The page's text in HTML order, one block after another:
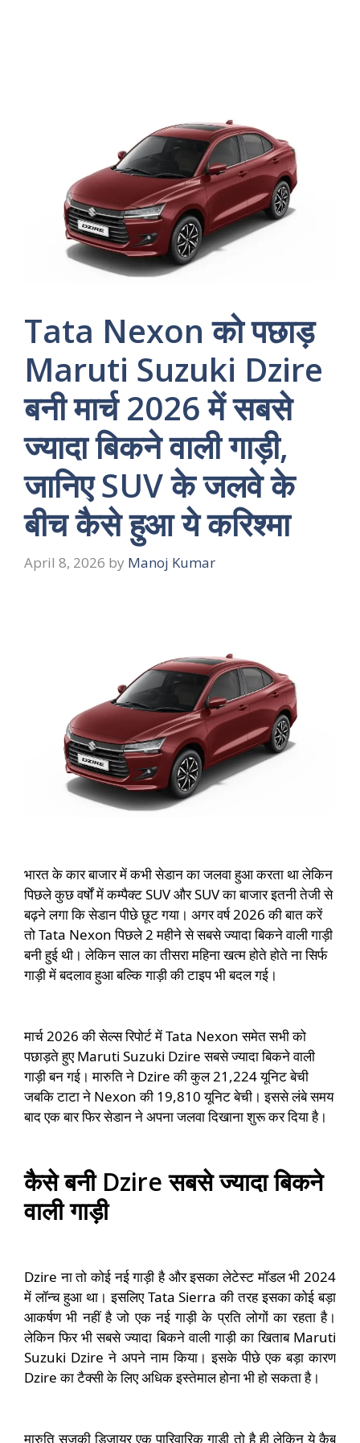
Tata Nexon को पछाड़
Maruti Suzuki Dzire
बनी मार्च 2026 में सबसे
ज्यादा बिकने वाली गाड़ी,
जानिए SUV के जलवे के
बीच कैसे हुआ ये करिश्मा
April 8, 2026 by Manoj Kumar
भारत के कार बाजार में कभी सेडान का जलवा हुआ करता था लेकिन
पिछले कुछ वर्षों में कम्पैक्ट SUV और SUV का बाजार इतनी तेजी से
बढ़ने लगा कि सेडान पीछे छूट गया। अगर वर्ष 2026 की बात करें
तो Tata Nexon पिछले 2 महीने से सबसे ज्यादा बिकने वाली गाड़ी
बनी हुई थी। लेकिन साल का तीसरा महिना खत्म होते होते ना सिर्फ
गाड़ी में बदलाव हुआ बल्कि गाड़ी की टाइप भी बदल गई।
मार्च 2026 की सेल्स रिपोर्ट में Tata Nexon समेत सभी को
पछाड़ते हुए Maruti Suzuki Dzire सबसे ज्यादा बिकने वाली
गाड़ी बन गई। मारुति ने Dzire की कुल21,224 यूनिट बेची
जबकि टाटा ने Nexon की 19,810 यूनिट बेची।इससे लंबे समय
बाद एक बार फिर सेडान ने अपना जलवा दिखाना शुरू कर दिया है।
कैसे बनी Dzire सबसे ज्यादा बिकने
वाली गाड़ी
Dzire ना तो कोई नई गाड़ी है और इसका लेटेस्ट मॉडल भी 2024
में लॉन्च हुआ था। इसलिए Tata Sierra की तरह इसका कोई बड़ा
आकर्षण भी नहीं है जो एक नई गाड़ी के प्रति लोगों का रहता है।
लेकिन फिर भी सबसे ज्यादा बिकने वाली गाड़ी का खिताब Maruti
Suzuki Dzire ने अपने नाम किया। इसके पीछे एक बड़ा कारण
Dzire का टैक्सी के लिए अधिक इस्तेमाल होना भी हो सकता है।
मारुति सुजुकी डिजायर एक पारिवारिक गाड़ी तो है ही लेकिन ये कैब